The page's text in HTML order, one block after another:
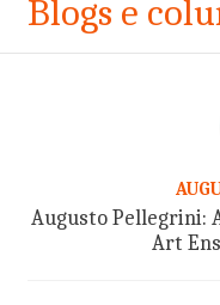
Blogs e
Augusto Pellegrini:
Art